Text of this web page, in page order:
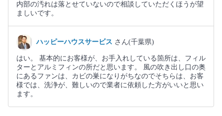
内部の汚れは落とせていないので相談していただくほうが望
ましいです。
ハッピーハウスサービス さん(千葉県)
はい。 基本的にお客様が、お手入れしている箇所は、フィル
ターとアルミフィンの所だと思います。 風の吹き出し口の奥
にあるファンは、カビの巣になりがちなのでそちらは、お客
様では、洗浄が、難しいので業者に依頼した方がいいと思い
ます。